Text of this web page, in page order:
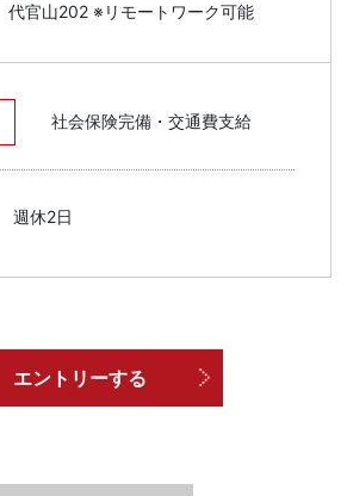
代官山202 ※リモートワーク可能
社会保険完備・交通費支給
週休2日
エントリーする